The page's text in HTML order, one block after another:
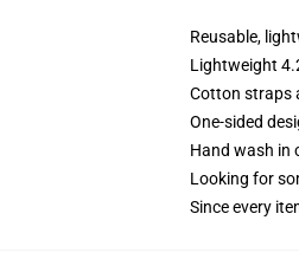
Reusable,
Lightweight
Cotton straps
One-sided
Hand wash in
Looking for
Since every